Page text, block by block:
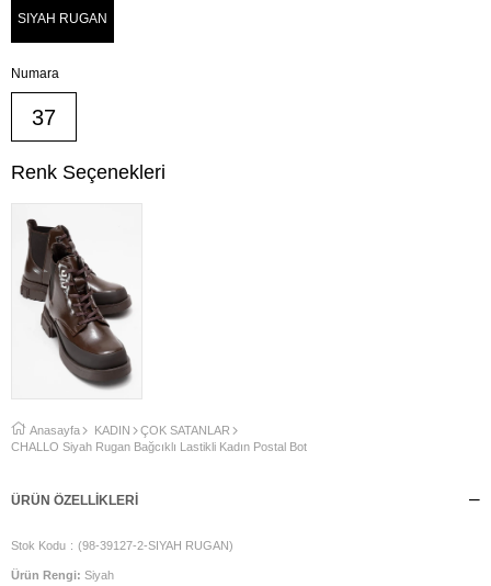
SIYAH RUGAN
Numara
37
Renk Seçenekleri
Anasayfa KADIN
ÇOK SATANLAR
CHALLO Siyah Rugan Bağcıklı Lastikli Kadın Postal Bot
ÜRÜN ÖZELLIKLERI
Stok Kodu (98-39127-2-SIYAH RUGAN)
Ürün Rengi: Siyah